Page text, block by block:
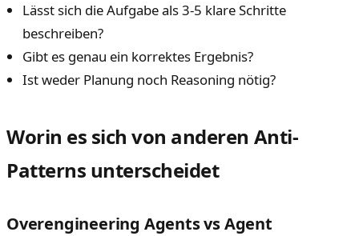
Lässt sich die Aufgabe als 3-5 klare Schritte
beschreiben?
Gibt es genau ein korrektes Ergebnis?
Ist weder Planung noch Reasoning nötig?
Worin es sich von anderen Anti-
Patterns unterscheidet
Overengineering Agents vs Agent